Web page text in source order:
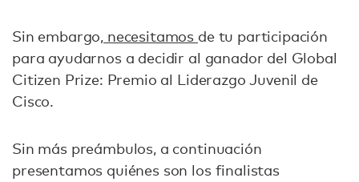
Sin embargo, necesitamos de tu participación
para ayudarnos a decidir al ganador del Global
Citizen Prize: Premio al Liderazgo Juvenil de
Cisco.
Sin más preámbulos, a continuación
presentamos quiénes son los finalistas